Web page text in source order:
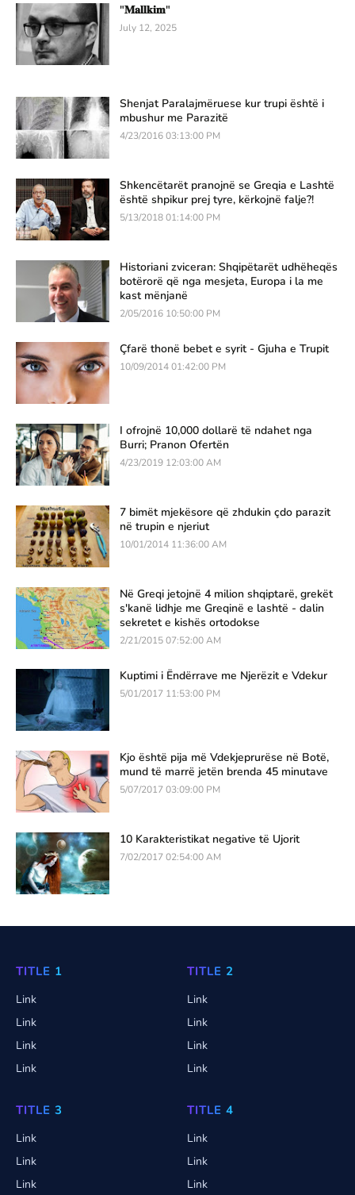
"𝐌𝐚𝐥𝐥𝐤𝐢𝐦"
July 12, 2025
Shenjat Paralajmëruese kur trupi është i
mbushur me Parazitë
4/23/2016 03:13:00 PM
Shkencëtarët pranojnë se Greqia e Lashtë
është shpikur prej tyre, kërkojnë falje?!
5/13/2018 01:14:00 PM
Historiani zviceran: Shqipëtarët udhëheqës
botërorë që nga mesjeta, Europa i la me
kast mënjanë
2/05/2016 10:50:00 PM
Çfarë thonë bebet e syrit - Gjuha e Trupit
10/09/2014 01:42:00 PM
I ofrojnë 10,000 dollarë të ndahet nga
Burri; Pranon Ofertën
4/23/2019 12:03:00 AM
7 bimët mjekësore që zhdukin çdo parazit
në trupin e njeriut
10/01/2014 11:36:00 AM
Në Greqi jetojnë 4 milion shqiptarë, grekët
s'kanë lidhje me Greqinë e lashtë - dalin
sekretet e kishës ortodokse
2/21/2015 07:52:00 AM
Kuptimi i Ëndërrave me Njerëzit e Vdekur
5/01/2017 11:53:00 PM
Kjo është pija më Vdekjeprurëse në Botë,
mund të marrë jetën brenda 45 minutave
5/07/2017 03:09:00 PM
10 Karakteristikat negative të Ujorit
7/02/2017 02:54:00 AM
TITLE 1
Link
Link
Link
Link
TITLE 2
Link
Link
Link
Link
TITLE 3
Link
Link
Link
TITLE 4
Link
Link
Link